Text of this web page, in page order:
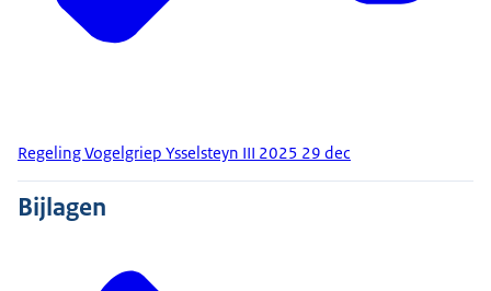
Regeling Vogelgriep Ysselsteyn III 2025 29 dec
Bijlagen